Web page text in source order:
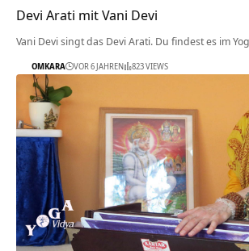
Devi Arati mit Vani Devi
Vani Devi singt das Devi Arati. Du findest es im
OMKARA VOR 6 JAHREN 823 VIEWS